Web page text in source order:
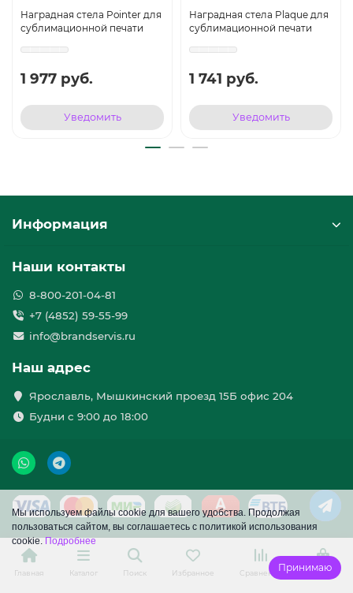
Наградная стела Pointer для
сублимационной печати
1 977 руб.
Уведомить
Наградная стела Plaque для
сублимационной печати
1 741 руб.
Уведомить
Мы используем файлы cookie для вашего удобства. Продолжая
пользоваться сайтом, вы соглашаетесь с политикой использования
cookie.Подробнее
Принимаю
Информация
Наши контакты
8-800-201-04-81
+7 (4852) 59-55-99
info@brandservis.ru
Наш адрес
Ярославль, Мышкинский проезд 15Б офис 204
Будни с 9:00 до 18:00
Главная Каталог Поиск Избранное Сравнение Корзина